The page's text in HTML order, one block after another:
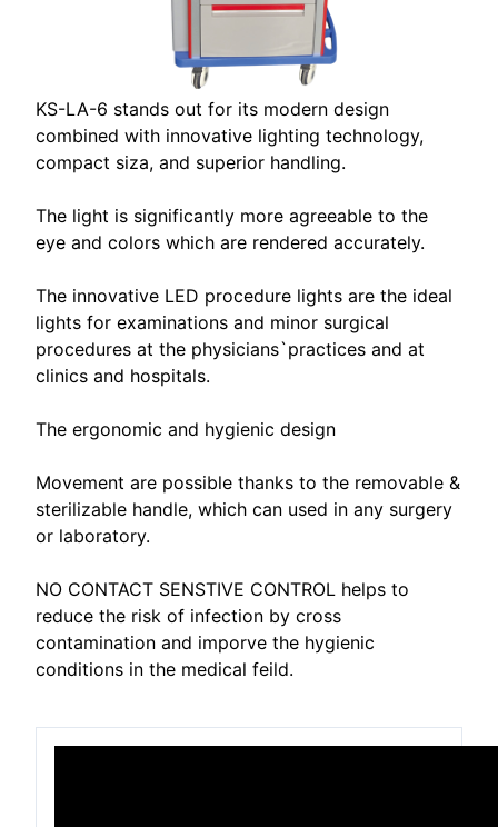
KS-LA-6 stands out for its modern design
combined with innovative lighting technology,
compact siza, and superior handling.
The light is significantly more agreeable to the
eye and colors which are rendered accurately.
The innovative LED procedure lights are the ideal
lights for examinations and minor surgical
procedures at the physicians`practices and at
clinics and hospitals.
The ergonomic and hygienic design
Movement are possible thanks to the removable &
sterilizable handle, which can used in any surgery
or laboratory.
NO CONTACT SENSTIVE CONTROL helps to
reduce the risk of infection by cross
contamination and imporve the hygienic
conditions in the medical feild.